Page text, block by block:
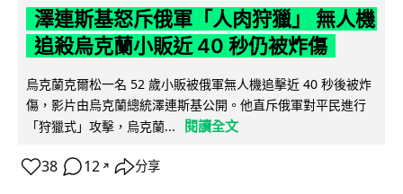
澤連斯基怒斥俄軍「人肉狩獵」 無人機
追殺烏克蘭小販近 40 秒仍被炸傷
烏克蘭克爾松一名 52 歲小販被俄軍無人機追擊近 40 秒後被炸
傷，影片由烏克蘭總統澤連斯基公開。他直斥俄軍對平民進行
「狩獵式」攻擊，烏克蘭...
閱讀全文
38 12 ↗ 分享